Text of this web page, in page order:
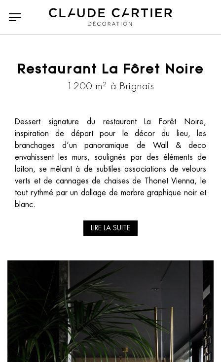
Restaurant La Fôret Noire
1200 m² à Brignais
Dessert signature du restaurant La Forêt Noire,
inspiration de départ pour le décor du lieu, les
branchages d’un panoramique de Wall & deco
envahissent les murs, soulignés par des éléments de
laiton, se mêlant à de subtiles associations de velours
verts et de cannages de chaises de Thonet Vienna, le
tout rythmé par un dallage de marbre graphique noir et
blanc.
LIRE LA SUITE